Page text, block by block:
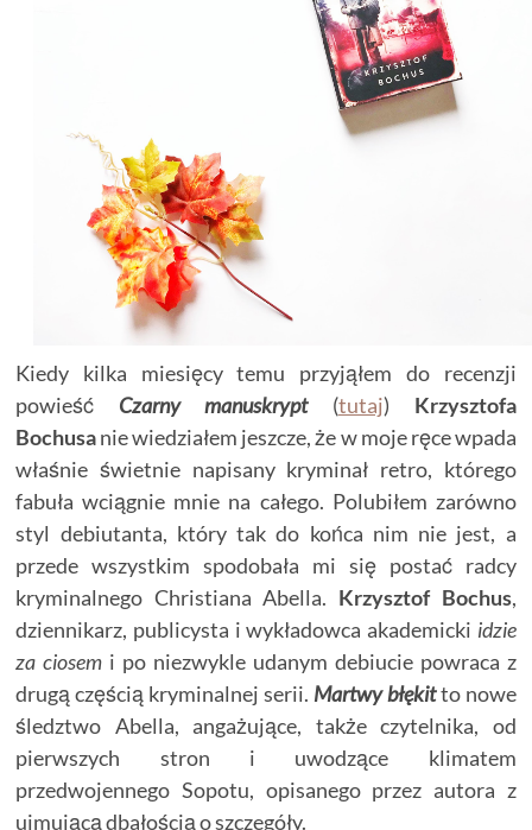
Kiedy kilka miesięcy temu przyjąłem do recenzji
powieść Czarny manuskrypt(tutaj) Krzysztofa
Bochusanie wiedziałem jeszcze, że w moje ręce wpada
właśnie świetnie napisany kryminał retro, którego
fabuła wciągnie mnie na całego. Polubiłem zarówno
styl debiutanta, który tak do końca nim nie jest, a
przede wszystkim spodobała mi się postać radcy
kryminalnego Christiana Abella. Krzysztof Bochus,
dziennikarz, publicysta i wykładowca akademicki idzie
za ciosem i po niezwykle udanym debiucie powraca z
drugą częścią kryminalnej serii. Martwy błękitto nowe
śledztwo Abella, angażujące, także czytelnika, od
pierwszych stron i uwodzące klimatem
przedwojennego Sopotu, opisanego przez autora z
ujmującą dbałością o szczegóły.